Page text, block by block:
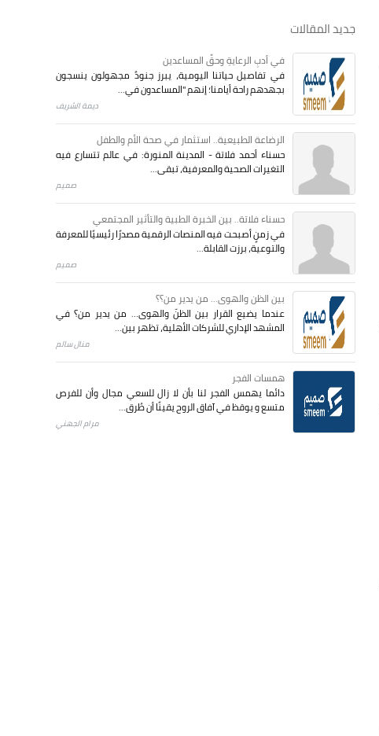
جديد المقالات
في أدبِ الرعايةِ وحقِّ المساعدين
في تفاصيل حياتنا اليومية، يبرز جنودٌ مجهولون ينسجون
بجهدهم راحة أيامنا؛ إنهم "المساعدون في...
ديمة الشريف
الرضاعة الطبيعية.. استثمار في صحة الأم والطفل
حسناء أحمد فلاتة - المدينة المنورة: في عالم تتسارع فيه
التغيرات الصحية والمعرفية، تبقى...
صميم
حسناء فلاتة.. بين الخبرة الطبية والتأثير المجتمعي
في زمنٍ أصبحت فيه المنصات الرقمية مصدرًا رئيسيًا للمعرفة
والتوعية، برزت القابلة...
صميم
بين الظن والهوى... من يدير من؟؟
عندما يضيع القرار بين الظنّ والهوى… من يدير من؟ في
المشهد الإداري للشركات الأهلية، تظهر بين...
منال سالم
همسات الفجر
دائما يهمس الفجر لنا بأن لا زال للسعي مجال وأن للفرص
متسع و يوقظ في آفاق الروح يقينًا أن طُرق...
مرام الجهني